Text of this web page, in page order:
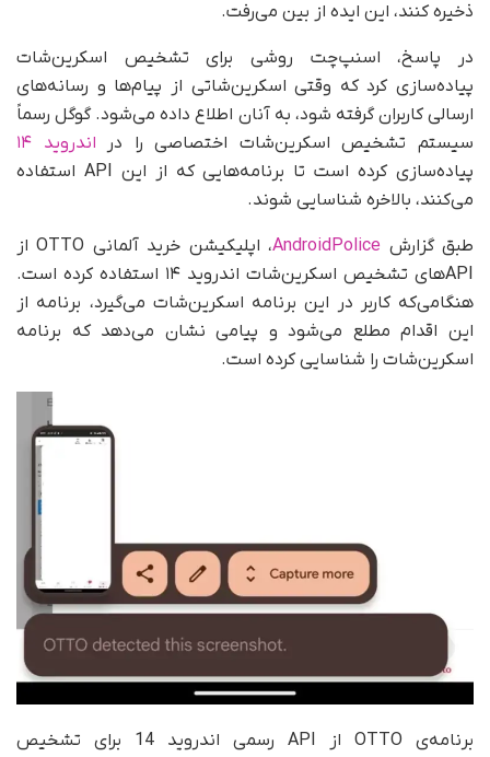
ذخیره کنند، این ایده از بین می‌رفت.
در پاسخ، اسنپ‌چت روشی برای تشخیص اسکرین‌شات
پیاده‌سازی کرد که وقتی اسکرین‌شاتی از پیام‌ها و رسانه‌های
ارسالی کاربران گرفته شود، به آنان اطلاع داده می‌شود. گوگل رسماً
سیستم تشخیص اسکرین‌شات اختصاصی را در اندروید ۱۴
پیاده‌سازی کرده است تا برنامه‌هایی که از این API استفاده
می‌کنند، بالاخره شناسایی شوند.
طبق گزارش AndroidPolice
، اپلیکیشن خرید آلمانی OTTO از
APIهای تشخیص اسکرین‌شات اندروید ۱۴ استفاده کرده است.
هنگامی‌که کاربر در این برنامه اسکرین‌شات می‌گیرد، برنامه از
این اقدام مطلع می‌شود و پیامی نشان می‌دهد که برنامه
اسکرین‌شات را شناسایی کرده است.
برنامه‌ی OTTO از API رسمی اندروید 14 برای تشخیص